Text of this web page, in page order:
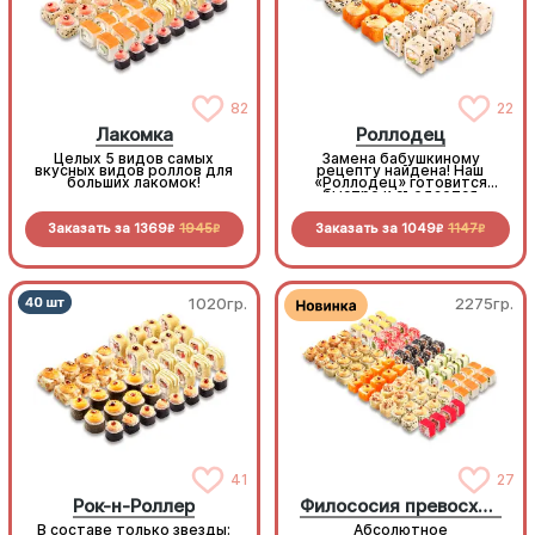
82
Лакомка
Целых 5 видов самых
вкусных видов роллов для
больших лакомок!
Заказать за 1369R 1945R
22
Роллодец
Замена бабушкиному
рецепту найдена! Наш
«Роллодец» готовится
быстро и съедается
настроение в каждом
кусочке без лишних хлопот
Заказать за 1049R 1147R
1020гр.
41
Рок-н-Роллер
В составе только звезды:
2275гр.
27
Филососия превосходства
Абсолютное